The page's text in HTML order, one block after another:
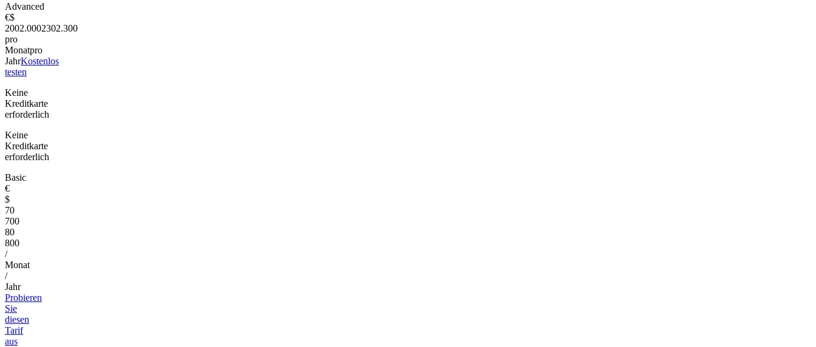
Advanced
€$
2002.0002302.300
pro
Monatpro
JahrKostenlos
testen
Keine
Kreditkarte
erforderlich
Keine
Kreditkarte
erforderlich
Basic
€
$
70
700
80
800
/
Monat
/
Jahr
Probieren
Sie
diesen
Tarif
aus